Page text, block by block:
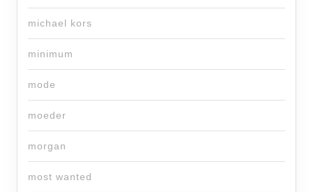
michael kors
minimum
mode
moeder
morgan
most wanted